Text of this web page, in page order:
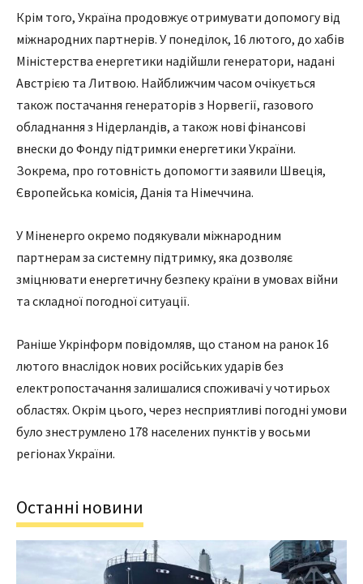
Крім того, Україна продовжує отримувати допомогу від
міжнародних партнерів. У понеділок, 16 лютого, до хабів
Міністерства енергетики надійшли генератори, надані
Австрією та Литвою. Найближчим часом очікується
також постачання генераторів з Норвегії, газового
обладнання з Нідерландів, а також нові фінансові
внески до Фонду підтримки енергетики України.
Зокрема, про готовність допомогти заявили Швеція,
Європейська комісія, Данія та Німеччина.
У Міненерго окремо подякували міжнародним
партнерам за системну підтримку, яка дозволяє
зміцнювати енергетичну безпеку країни в умовах війни
та складної погодної ситуації.
Раніше Укрінформ повідомляв, що станом на ранок 16
лютого внаслідок нових російських ударів без
електропостачання залишалися споживачі у чотирьох
областях. Окрім цього, через несприятливі погодні умови
було знеструмлено 178 населених пунктів у восьми
регіонах України.
Останні новини